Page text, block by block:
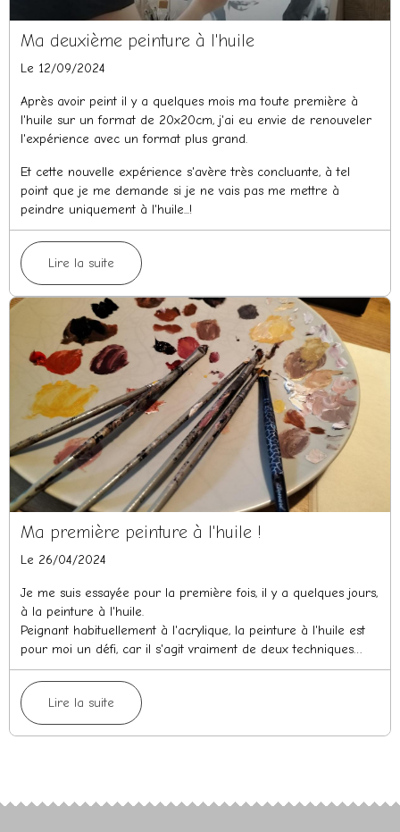
Ma deuxième peinture à l'huile
Le 12/09/2024
Après avoir peint il y a quelques mois ma toute première à
l'huile sur un format de 20x20cm, j'ai eu envie de renouveler
l'expérience avec un format plus grand.
Et cette nouvelle expérience s'avère très concluante, à tel
point que je me demande si je ne vais pas me mettre à
peindre uniquement à l'huile...!
Lire la suite
Ma première peinture à l'huile !
Le 26/04/2024
Je me suis essayée pour la première fois, il y a quelques jours,
à la peinture à l'huile.
Peignant habituellement à l'acrylique, la peinture à l'huile est
pour moi un défi, car il s'agit vraiment de deux techniques
différentes.
Lire la suite